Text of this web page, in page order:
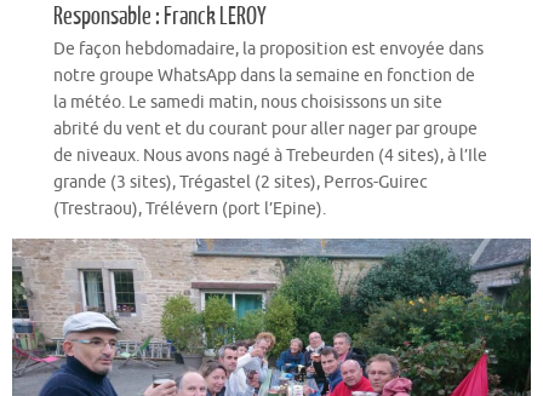
Responsable : Franck LEROY
De façon hebdomadaire, la proposition est envoyée dans
notre groupe WhatsApp dans la semaine en fonction de
la météo. Le samedi matin, nous choisissons un site
abrité du vent et du courant pour aller nager par groupe
de niveaux. Nous avons nagé à Trebeurden (4 sites), à l’Ile
grande (3 sites), Trégastel (2 sites), Perros-Guirec
(Trestraou), Trélévern (port l’Epine).